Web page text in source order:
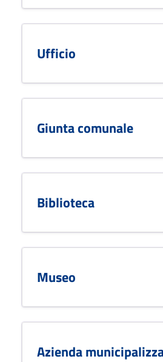
Ufficio
Giunta comunale
Biblioteca
Museo
Azienda